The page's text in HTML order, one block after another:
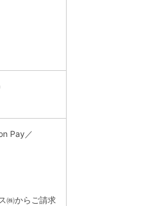
Pay／
㈱からご請求